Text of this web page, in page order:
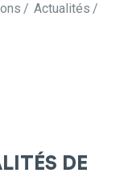
Actualités
DE